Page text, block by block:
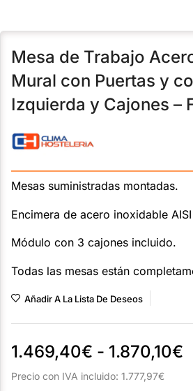
Mesa de Trabajo
Mural con Puertas y
Izquierda y Cajones –
Mesas suministradas montadas.
Encimera de acero inoxidable
Módulo con 3 cajones incluido.
Todas las mesas están
Añadir A La Lista De Deseos
1.469,40€ - 1.870,10€
Precio con IVA incluido: 1.777,97€